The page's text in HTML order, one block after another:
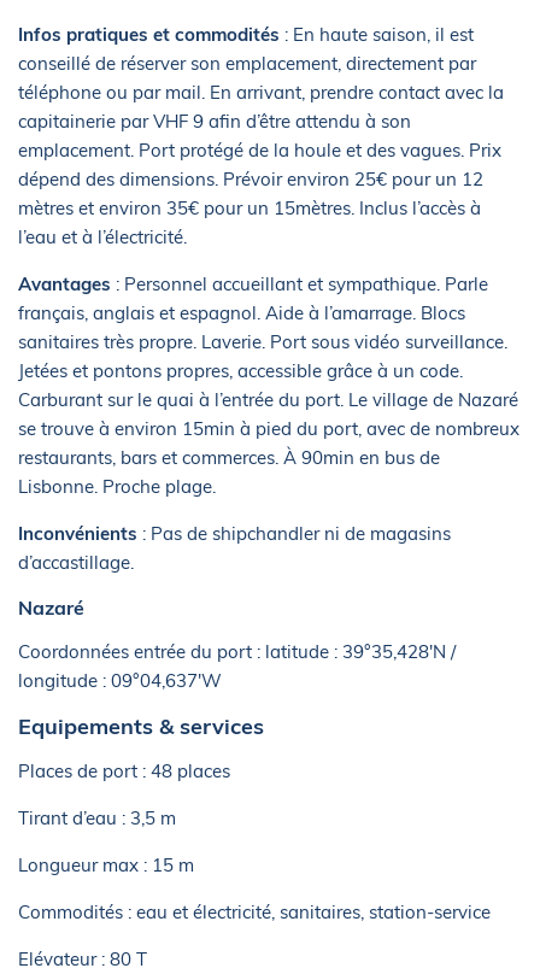
Infos pratiques et commodités : En haute saison, il est
conseillé de réserver son emplacement, directement par
téléphone ou par mail. En arrivant, prendre contact avec la
capitainerie par VHF 9 afin d’être attendu à son
emplacement. Port protégé de la houle et des vagues. Prix
dépend des dimensions. Prévoir environ 25€ pour un 12
mètres et environ 35€ pour un 15mètres. Inclus l’accès à
l’eau et à l’électricité.
Avantages : Personnel accueillant et sympathique. Parle
français, anglais et espagnol. Aide à l’amarrage. Blocs
sanitaires très propre. Laverie. Port sous vidéo surveillance.
Jetées et pontons propres, accessible grâce à un code.
Carburant sur le quai à l’entrée du port. Le village de Nazaré
se trouve à environ 15min à pied du port, avec de nombreux
restaurants, bars et commerces. À 90min en bus de
Lisbonne. Proche plage.
Inconvénients : Pas de shipchandler ni de magasins
d’accastillage.
Nazaré
Coordonnées entrée du port : latitude : 39°35,428'N /
longitude : 09°04,637'W
Equipements & services
Places de port : 48 places
Tirant d’eau : 3,5 m
Longueur max : 15 m
Commodités : eau et électricité, sanitaires, station-service
Elévateur : 80 T